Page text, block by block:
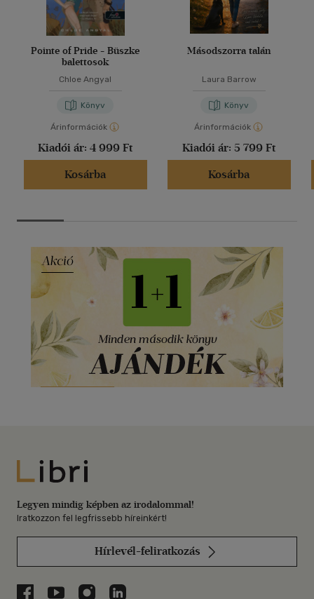
Pointe of Pride - Büszke
balettosok
Chloe Angyal
Könyv
Árinformációk
Kiadói ár: 4 999 Ft
Kosárba
Másodszorra talán
Laura Barrow
Könyv
Árinformációk
Kiadói ár: 5 799 Ft
Kosárba
Libri
Legyen mindig képben az irodalommal!
Iratkozzon fel legfrissebb híreinkért!
Hírlevél-feliratkozás
Libri a Facebookon
Libri a Youtube-on
Libri az Instagramon
Libri a LinkedInen